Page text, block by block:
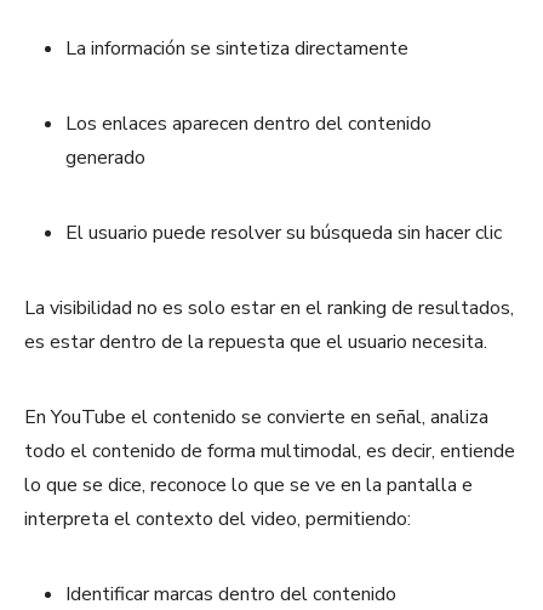
La información se sintetiza directamente
Los enlaces aparecen dentro del contenido
generado
El usuario puede resolver su búsqueda sin hacer clic
La visibilidad no es solo estar en el ranking de resultados,
es estar dentro de la repuesta que el usuario necesita.
En YouTube el contenido se convierte en señal, analiza
todo el contenido de forma multimodal, es decir, entiende
lo que se dice, reconoce lo que se ve en la pantalla e
interpreta el contexto del video, permitiendo:
Identificar marcas dentro del contenido